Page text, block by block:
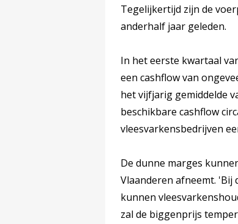
Tegelijkertijd zijn de
anderhalf jaar geleden.
In het eerste kwartaal
een cashflow van
het vijfjarig gemiddelde
beschikbare cashflow
vleesvarkensbedrijven
De dunne marges
Vlaanderen afneemt.
kunnen
zal de biggenprijs